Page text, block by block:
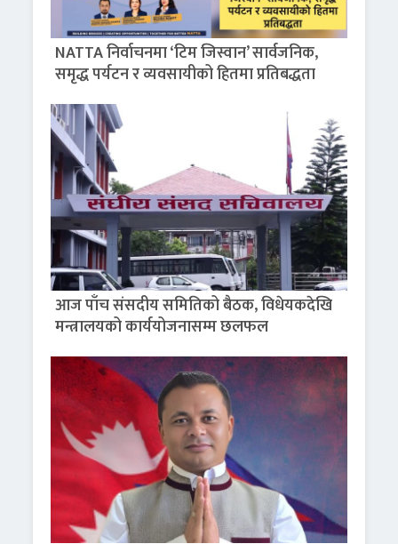
NATTA निर्वाचनमा ‘टिम जिस्वान’ सार्वजनिक,
समृद्ध पर्यटन र व्यवसायीको हितमा प्रतिबद्धता
आज पाँच संसदीय समितिको बैठक, विधेयकदेखि
मन्त्रालयको कार्ययोजनासम्म छलफल